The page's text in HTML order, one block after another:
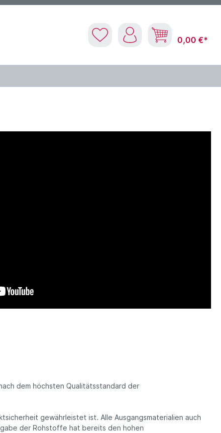
0,00 €*
dem höchsten Qualitätsstandard der
gewährleistet ist. Alle Ausgangsmaterialien auch
der Rohstoffe hat bereits den hohen